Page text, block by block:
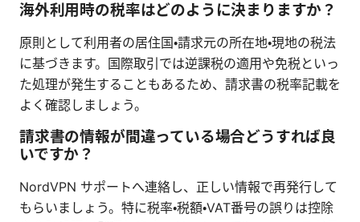
海外利用時の税率はどのように決まりますか？
原則として利用者の居住国・請求元の所在地・現地の税法
に基づきます。国際取引では逆課税の適用や免税といっ
た処理が発生することもあるため、請求書の税率記載を
よく確認しましょう。
請求書の情報が間違っている場合どうすれば良
いですか？
NordVPN サポートへ連絡し、正しい情報で再発行して
もらいましょう。特に税率・税額・VAT番号の誤りは控除